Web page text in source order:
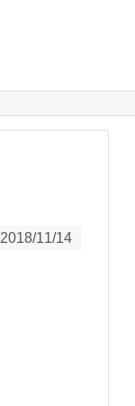
2018/11/14